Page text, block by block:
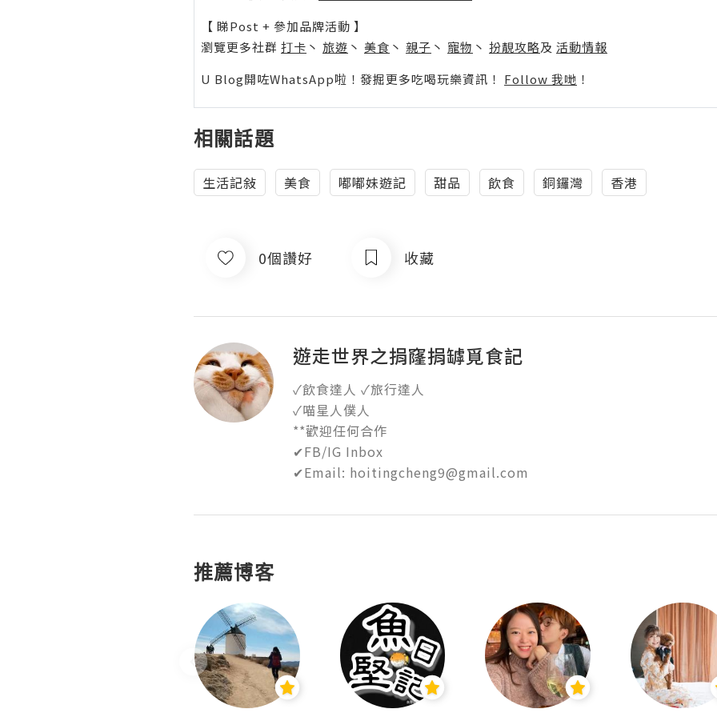
【 睇Post + 參加品牌活動 】
瀏覽更多社群 打卡 丶 旅遊 丶 美食 丶 親子 丶 寵物 丶 扮靚攻略及 活動情報
U Blog開咗WhatsApp啦！發掘更多吃喝玩樂資訊！ Follow 我哋 ！
相關話題
生活記敍 美食 嘟嘟妹遊記 甜品 飲食 銅鑼灣 香港
0個讚好 收藏
遊走世界之捐窿捐罅覓食記
✓飲食達人 ✓旅行達人
✓喵星人僕人
**歡迎任何合作
✔FB/IG Inbox
✔Email: hoitingcheng9@gmail.com
推薦博客